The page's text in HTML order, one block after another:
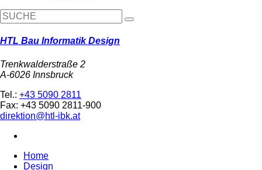
HTL Bau Informatik Design
Trenkwalderstraße 2
A-6026 Innsbruck
Tel.: +43 5090 2811
Fax: +43 5090 2811-900
direktion@htl-ibk.at
Home
Design